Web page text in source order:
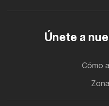
Únete a
Cómo